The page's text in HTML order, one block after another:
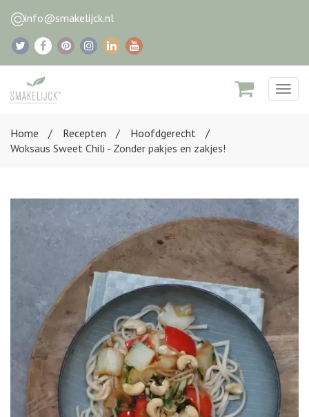
info@smakelijck.nl
Home
Recepten
Hoofdgerecht
Woksaus Sweet Chili - Zonder pakjes en zakjes!